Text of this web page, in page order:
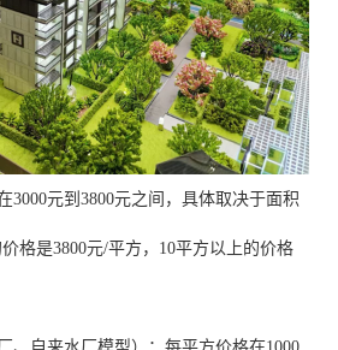
3000元到3800元之间，具体取决于面积
格是3800元/平方，10平方以上的价格